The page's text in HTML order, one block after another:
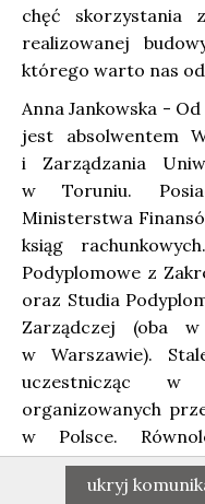
chęć skorzystania
realizowanej
którego warto nas
Anna Jankowska -
jest absolwentem
i Zarządzania
w Toruniu.
Ministerstwa
ksiąg
Podyplomowe z
oraz Studia
Zarządczej (oba
w Warszawie).
uczestnicząc w
organizowanych
w Polsce.
zawodowo w
Mleczarskiej.
ukryj